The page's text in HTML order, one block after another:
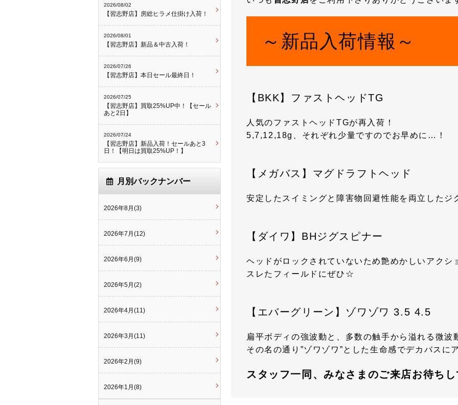
～新品入荷情報～
【BKK】ファストヘッドTG
人気のファストヘッドTGが再入荷！
5,7,12,18g、それぞれ少量ですのでお早めに…！
【メガバス】マグドラフトヘッド
安定したスイミングと障害物回避性能を両立したジ
【ダイワ】BHジグスピナー
ヘッドがロックされていないため艶めかしいアクシ
スレたフィールドにぜひ☆
【エバーグリーン】ゾワゾワ 3.5 4.5
扁平ボディの強波動と、多数の触手から溢れる微波
その名の通り”ゾワゾワ”とした生命感でデカバスに
スタッフ一同、みなさまのご来店お待ち
2026/08/02
【習志野店】房総ヒラメ仕掛け入荷！
2026/08/01
【習志野店】新品＆中古入荷！
2026/07/26
【習志野店】本日セール最終日！
2026/07/25
【習志野店】買取25%UP中！【セール
あと2日】
2026/07/24
【習志野店】新品入荷！セールあと3
日！【明日は買取25%UP！】
月別バックナンバー
2026年8月(3)
2026年7月(12)
2026年6月(9)
2026年5月(2)
2026年4月(11)
2026年3月(11)
2026年2月(9)
2026年1月(8)